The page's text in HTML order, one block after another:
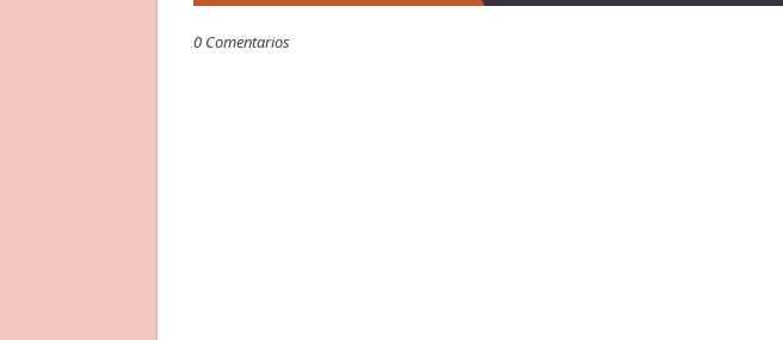
0 Comentarios